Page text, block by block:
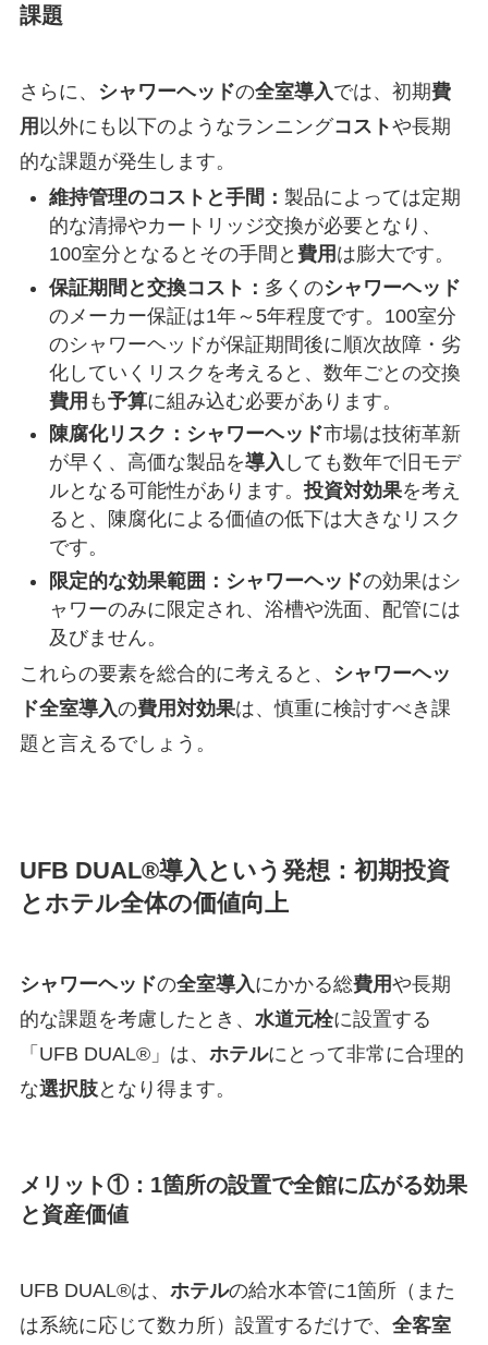
課題
さらに、 シャワーヘッドの全室導入では、初期費
用 以外にも以下のようなランニングコストや長期
的な課題が発生します。
維持管理のコストと手間： 製品によっては定期
的な清掃やカートリッジ交換が必要となり、
100室分となるとその手間と 費用 は膨大です。
保証期間と交換コスト： 多くのシャワーヘッド
のメーカー保証は1年～5年程度です。100室分
のシャワーヘッドが保証期間後に順次故障・劣
化していくリスクを考えると、数年ごとの交換
費用 も予算に組み込む必要があります。
陳腐化リスク： シャワーヘッド市場は技術革新
が早く、高価な製品を導入 しても数年で旧モデ
ルとなる可能性があります。 投資対効果を考え
ると、陳腐化による価値の低下は大きなリスク
です。
限定的な効果範囲： シャワーヘッドの効果はシ
ャワーのみに限定され、浴槽や洗面、配管には
及びません。
これらの要素を総合的に考えると、
シャワーヘッ
ド全室導入の費用対効果は、慎重に検討すべき課
題と言えるでしょう。
UFB DUAL®導入という発想：初期投資
とホテル全体の価値向上
シャワーヘッドの全室導入にかかる総費用や長期
的な課題を考慮したとき、 水道元栓に設置する
「UFB DUAL®」は、 ホテルにとって非常に合理的
な選択肢となり得ます。
メリット①：1箇所の設置で全館に広がる効果
と資産価値
UFB DUAL®は、 ホテルの給水本管に1箇所（また
は系統に応じて数カ所）設置するだけで、 全客室